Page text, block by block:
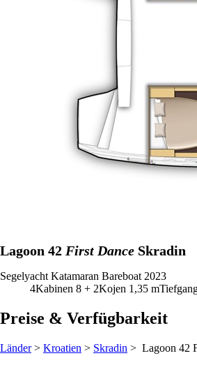
Lagoon 42 First Dance Skradin
Segelyacht Katamaran Bareboat 2023
4Kabinen 8 + 2Kojen 1,35 m
Preise & Verfügbarkeit
Länder> Kroatien > Skradin > Lagoon 42